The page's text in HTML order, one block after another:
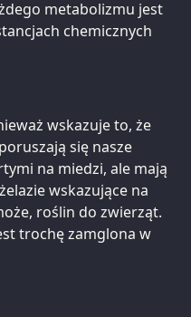
metabolizmu jest
chemicznych
wskazuje to, że
się nasze
na miedzi, ale mają
wskazujące na
roślin do zwierząt.
trochę zamglona w